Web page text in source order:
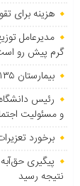
هزینه برای
مدیرعامل
گرم پیش رو
بیمارستان ۱۳۵ تختخوابی ولیعصر کمالشهر در آستانه بهره‌برداری کامل
رئیس
و مسئولیت
برخورد تعزیرات با
پیگیری
نتیجه رسید